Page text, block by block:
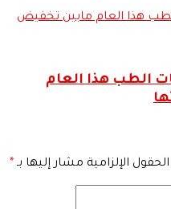
الطب هذا العام
الحقول الإلزامية مشار إليها بـ *